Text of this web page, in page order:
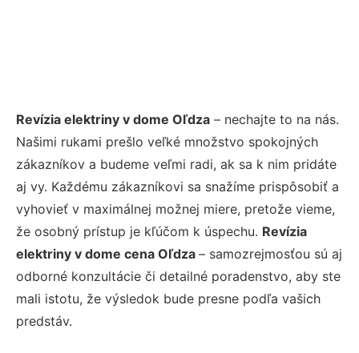
Revízia elektriny v dome Oľdza – nechajte to na nás.
Našimi rukami prešlo veľké množstvo spokojných
zákazníkov a budeme veľmi radi, ak sa k nim pridáte
aj vy. Každému zákazníkovi sa snažíme prispôsobiť a
vyhovieť v maximálnej možnej miere, pretože vieme,
že osobný prístup je kľúčom k úspechu. Revízia
elektriny v dome cena Oľdza – samozrejmosťou sú aj
odborné konzultácie či detailné poradenstvo, aby ste
mali istotu, že výsledok bude presne podľa vašich
predstáv.